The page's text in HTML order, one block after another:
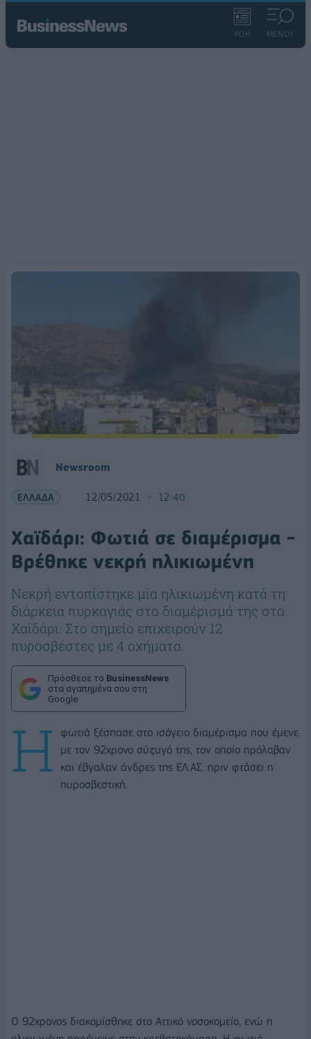
ΡΟΗ ΜΕΝΟΥ
Newsroom
ΕΛΛΑΔΑ 12/05/2021 12:40
Χαϊδάρι: Φωτιά σε διαμέρισμα -
Βρέθηκε νεκρή ηλικιωμένη
Νεκρή εντοπίστηκε μία ηλικιωμένη κατά τη
διάρκεια πυρκαγιάς στο διαμέρισμά της στο
Χαϊδάρι. Στο σημείο επιχειρούν 12
πυροσβέστες με 4 οχήματα.
Πρόσθεσε το BusinessNews
στα αγαπημένα σου στη
Google
Η
φωτιά ξέσπασε στο ισόγειο διαμέρισμα που έμενε
με τον 92χρονο σύζυγό της, τον οποίο πρόλαβαν
και έβγαλαν άνδρες της ΕΛ.ΑΣ. πριν φτάσει η
πυροσβεστική.
Ο 92χρονος διακομίσθηκε στο Αττικό νοσοκομείο, ενώ η